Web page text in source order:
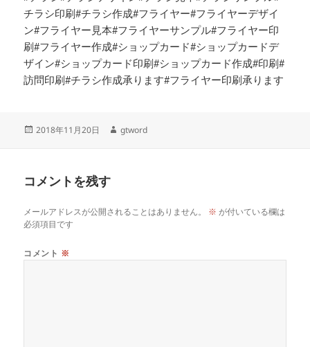
チラシ印刷#チラシ作成#フライヤー#フライヤーデザイ
ン#フライヤー見本#フライヤーサンプル#フライヤー印
刷#フライヤー作成#ショップカード#ショップカードデ
ザイン#ショップカード印刷#ショップカード作成#印刷#
訪問印刷#チラシ作成承ります#フライヤー印刷承ります
投
2018年11月20日
作
gtword
コメントを残す
メールアドレスが公開されることはありません。 ※ が付いている欄は
必須項目です
コメント ※